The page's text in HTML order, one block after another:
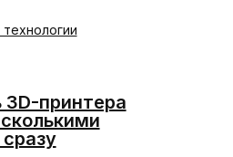
технологии
принтера